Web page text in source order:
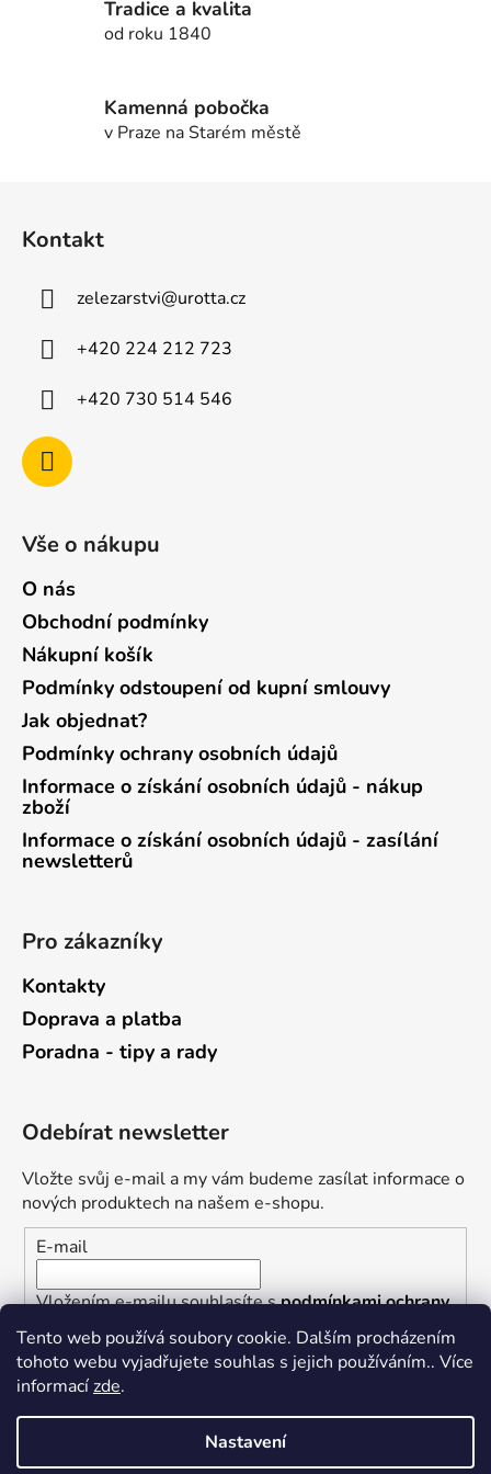
Tento web používá soubory cookie. Dalším procházením
tohoto webu vyjadřujete souhlas s jejich používáním.. Více
informacízde.
Nastavení
k
ý
p
i
Tradice a kvalita
od roku 1840
Kamenná pobočka
v Praze na Starém městě
Kontakt
zelezarstvi@urotta.cz
+420 224 212 723
+420 730 514 546
Vše o nákupu
O nás
Obchodní podmínky
Nákupní košík
Podmínky odstoupení od kupní smlouvy
Jak objednat?
Podmínky ochrany osobních údajů
Informace o získání osobních údajů - nákup
zboží
Informace o získání osobních údajů - zasílání
newsletterů
Pro zákazníky
Kontakty
Doprava a platba
Poradna - tipy a rady
Odebírat newsletter
Vložte svůj e-mail a my vám budeme zasílat informace o
nových produktech na našem e-shopu.
E-mail
Vložením e-mailu souhlasíte spodmínkami ochrany
osobních údajů
PŘIHLÁSIT SE